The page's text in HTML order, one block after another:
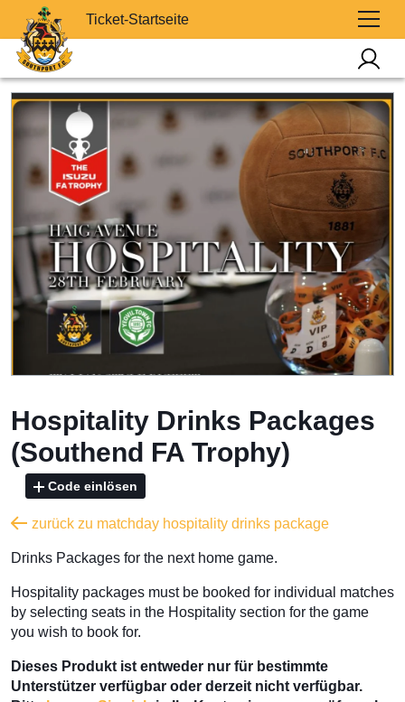
Ticket-Startseite
Hospitality Drinks Packages
(Southend FA Trophy)
Code einlösen
zurück zu matchday hospitality drinks package
Drinks Packages for the next home game.
Hospitality packages must be booked for individual matches
by selecting seats in the Hospitality section for the game
you wish to book for.
Dieses Produkt ist entweder nur für bestimmte
Unterstützer verfügbar oder derzeit nicht verfügbar.